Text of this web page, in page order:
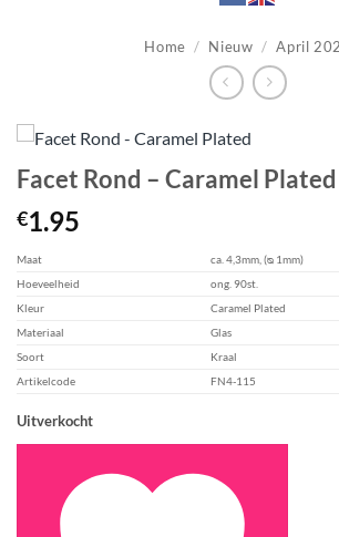
Home / Nieuw / April
Facet Rond – Caramel Plated
€1.95
Maat
ca. 4,3mm, (ᴓ 1mm)
Hoeveelheid
ong. 90st.
Kleur
Caramel Plated
Materiaal
Glas
Soort
Kraal
Artikelcode
FN4-115
Uitverkocht